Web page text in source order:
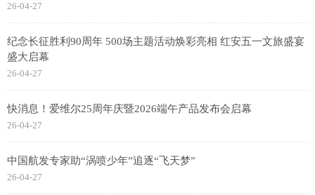
26-04-27
纪念长征胜利90周年 500场主题活动焕彩亮相 红安五一文旅盛宴
盛大启幕
26-04-27
快消息！爱维尔25周年庆暨2026端午产品发布会启幕
26-04-27
中国航发专家助“涡喷少年”追逐“飞天梦”
26-04-27